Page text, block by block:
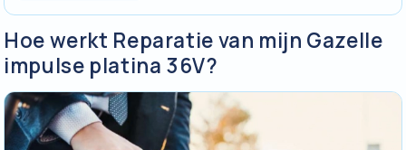
Hoe werkt Reparatie van mijn Gazelle
impulse platina 36V?